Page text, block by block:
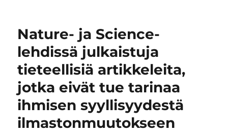
Nature- ja Science-
lehdissä julkaistuja
tieteellisiä artikkeleita,
jotka eivät tue tarinaa
ihmisen syyllisyydestä
ilmastonmuutokseen